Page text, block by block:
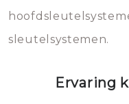
sleutelsystemen.
Ervaring